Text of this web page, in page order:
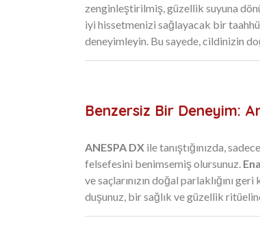
zenginleştirilmiş, güzellik suyuna
iyi hissetmenizi sağlayacak bir
deneyimleyin. Bu sayede, cildinizin
Benzersiz Bir Deneyim:
ANESPA DX ile tanıştığınızda,
felsefesini benimsemiş olursunuz.
ve saçlarınızın doğal parlaklığını
duşunuz, bir sağlık ve güzellik